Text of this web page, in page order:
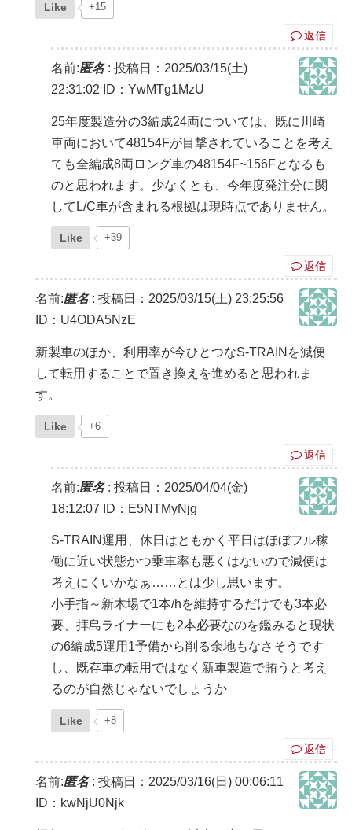
Like +15
返信
名前:匿名: 投稿日：2025/03/15(土)
22:31:02
ID：YwMTg1MzU
25年度製造分の3編成24両については、既に川崎
車両において48154Fが目撃されていることを考え
ても全編成8両ロング車の48154F~156Fとなるも
のと思われます。少なくとも、今年度発注分に関
してL/C車が含まれる根拠は現時点でありません。
Like +39
返信
名前:匿名: 投稿日：2025/03/15(土) 23:25:56
ID：U4ODA5NzE
新製車のほか、利用率が今ひとつなS-TRAINを減便
して転用することで置き換えを進めると思われま
す。
Like +6
返信
名前:匿名: 投稿日：2025/04/04(金)
18:12:07
ID：E5NTMyNjg
S-TRAIN運用、休日はともかく平日はほぼフル稼
働に近い状態かつ乗車率も悪くはないので減便は
考えにくいかなぁ……とは少し思います。
小手指～新木場で1本/hを維持するだけでも3本必
要、拝島ライナーにも2本必要なのを鑑みると現状
の6編成5運用1予備から削る余地もなさそうです
し、既存車の転用ではなく新車製造で賄うと考え
るのが自然じゃないでしょうか
Like +8
返信
名前:匿名: 投稿日：2025/03/16(日) 00:06:11
ID：kwNjU0Njk